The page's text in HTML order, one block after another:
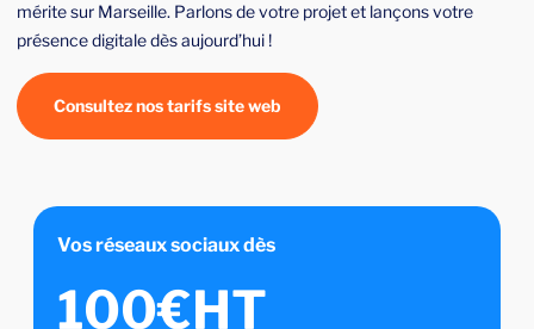
mérite sur Marseille. Parlons de votre projet et lançons votre
présence digitale dès aujourd’hui !
Consultez nos tarifs site web
Vos réseaux sociaux dès
100€HT